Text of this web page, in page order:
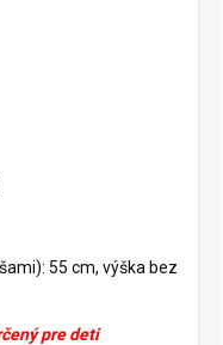
55 cm, výška bez
pre deti